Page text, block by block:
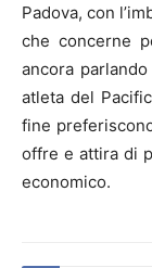
Padova, con
che concerne
ancora
atleta del
fine
offre e attira di
economico.